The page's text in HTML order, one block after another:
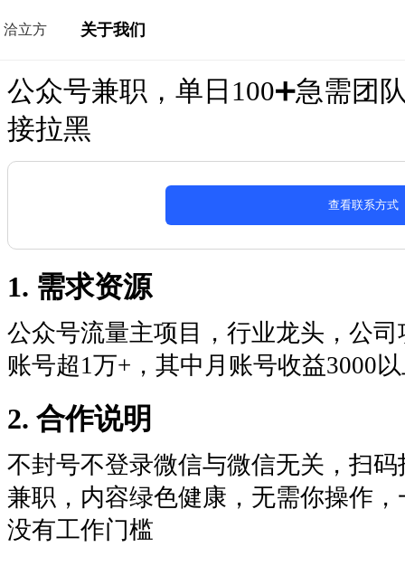
洽立方 关于我们
公众号兼职，单日100➕急需团
接拉黑
查看联系方式
1. 需求资源
公众号流量主项目，行业龙头，公
账号超1万+，其中月账号收益3000
2. 合作说明
不封号不登录微信与微信无关，扫
兼职，内容绿色健康，无需你操作
没有工作门槛